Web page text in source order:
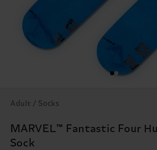
Adult / Socks
MARVEL™ Fantastic Four
Sock